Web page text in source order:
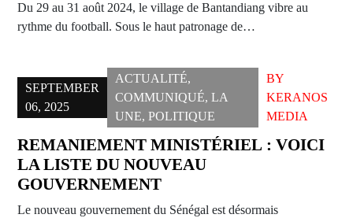
Du 29 au 31 août 2024, le village de Bantandiang vibre au
rythme du football. Sous le haut patronage de…
SEPTEMBER
06, 2025
ACTUALITÉ,
COMMUNIQUÉ, LA
UNE, POLITIQUE
BY
KERANOS
MEDIA
REMANIEMENT MINISTÉRIEL : VOICI
LA LISTE DU NOUVEAU
GOUVERNEMENT
Le nouveau gouvernement du Sénégal est désormais